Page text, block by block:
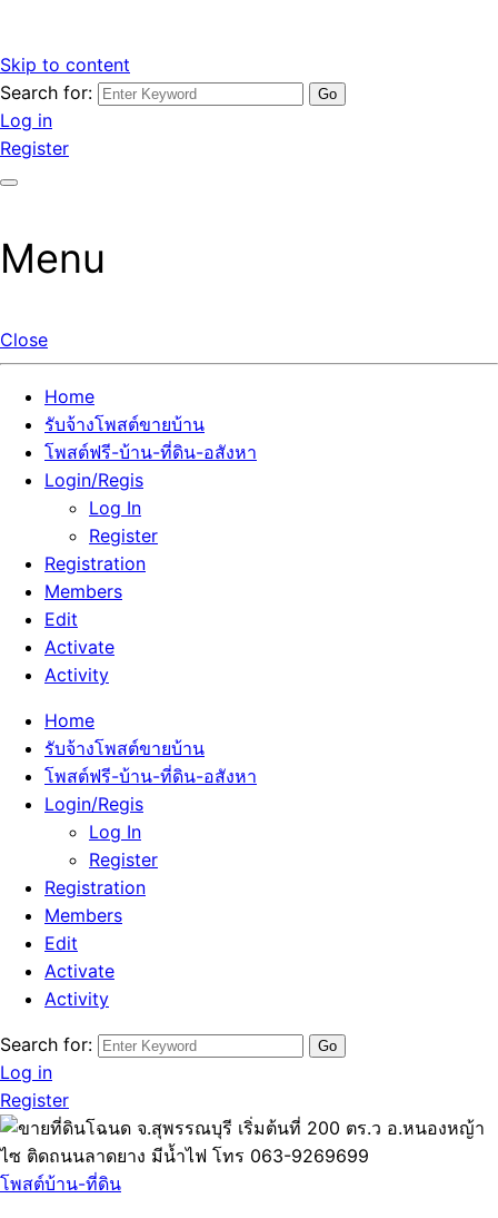
Skip to content
รับจ้างโพสต์ขายบ้านราคาถูก รับโพสต์ลงเว็บขายบ้าน ที่ดิน อสัง
หา โพสต์คุณภาพ ราคาคุ้มค่า แตกต่างกว่า
เว็บไซต์ รับจ้างโพสต์ขายบ้านราคาถูก อสังหา ทีดิน โพสต์ลงเว็บ
ขายบ้าน รับโพสต์ที่ดิน อสังหา เน้นผลงาน รับรองคุณภาพ ติดกู
เกิ้ลหน้าแรกทุกโพสต์ได้จริง ที่เดียวในไทย
Search for:
Log in
Register
Menu
Close
Home
รับจ้างโพสต์ขายบ้าน
โพสต์ฟรี-บ้าน-ที่ดิน-อสังหา
Login/Regis
Log In
Register
Registration
Members
Edit
Activate
Activity
Home
รับจ้างโพสต์ขายบ้าน
โพสต์ฟรี-บ้าน-ที่ดิน-อสังหา
Login/Regis
Log In
Register
Registration
Members
Edit
Activate
Activity
Search for:
Log in
Register
โพสต์บ้าน-ที่ดิน